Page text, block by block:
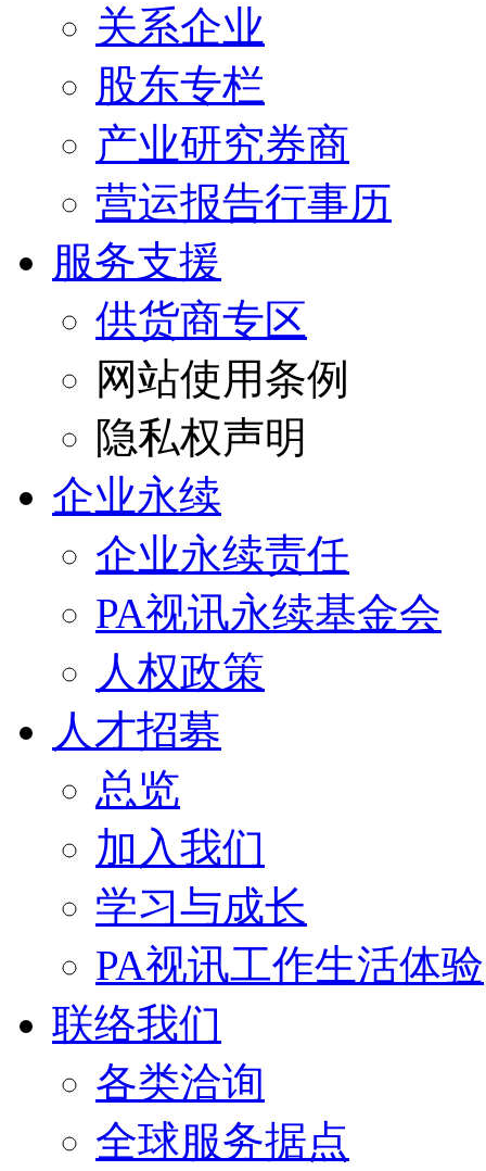
关系企业
股东专栏
产业研究券商
营运报告行事历
服务支援
供货商专区
网站使用条例
隐私权声明
企业永续
企业永续责任
PA视讯永续基金会
人权政策
人才招募
总览
加入我们
学习与成长
PA视讯工作生活体验
联络我们
各类洽询
全球服务据点